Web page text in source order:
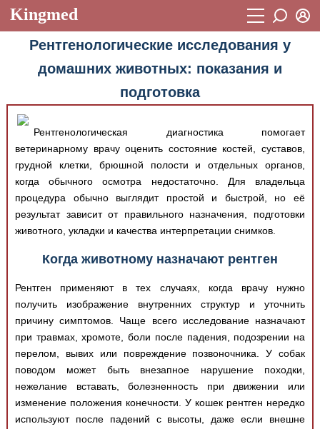
Kingmed
Учебный материал
Видеогалерея 899
Фотогалерея (1906)
Истории болезней 1268
Лекции и презентации 2474
Аккредитационные тесты (6)
Методические рекомендации 1050
Медицинская стандартизация
Нормативы экстренной и неотложной помощи
Нормы лабораторных и инструментальных
Обратная связь
Пароль
Восстановить пароль
Регистрация
Вход
Рентгенологические исследования у
домашних животных: показания и
подготовка
Рентгенологическая диагностика помогает
ветеринарному врачу оценить состояние костей, суставов,
грудной клетки, брюшной полости и отдельных органов,
когда обычного осмотра недостаточно. Для владельца
процедура обычно выглядит простой и быстрой, но её
результат зависит от правильного назначения, подготовки
животного, укладки и качества интерпретации снимков.
Когда животному назначают рентген
Рентген применяют в тех случаях, когда врачу нужно
получить изображение внутренних структур и уточнить
причину симптомов. Чаще всего исследование назначают
при травмах, хромоте, боли после падения, подозрении на
перелом, вывих или повреждение позвоночника. У собак
поводом может быть внезапное нарушение походки,
нежелание вставать, болезненность при движении или
изменение положения конечности. У кошек рентген нередко
используют после падений с высоты, даже если внешне